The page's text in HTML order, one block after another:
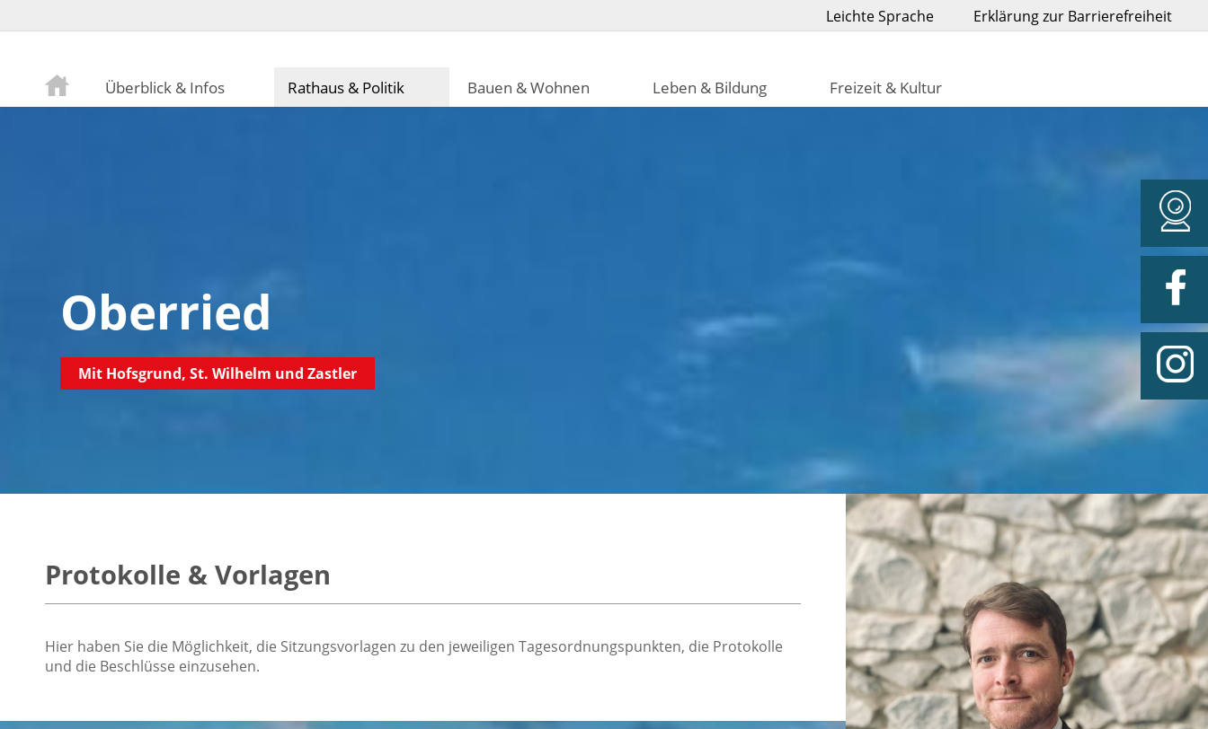
Leichte Sprache Erklärung zur Barrierefreiheit
Überblick & Infos Rathaus & Politik Bauen & Wohnen Leben & Bildung Freizeit & Kultur
Oberried
Mit Hofsgrund, St. Wilhelm und Zastler
Protokolle & Vorlagen
Hier haben Sie die Möglichkeit, die Sitzungsvorlagen zu den jeweiligen Tagesordnungspunkten, die Protokolle
und die Beschlüsse einzusehen.